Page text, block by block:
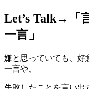
Let’s Talk→「
一言 」
嫌と思っていても、好
一言や、